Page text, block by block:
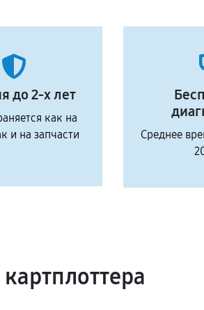
до 2-х лет
как на
и на запчасти
Среднее